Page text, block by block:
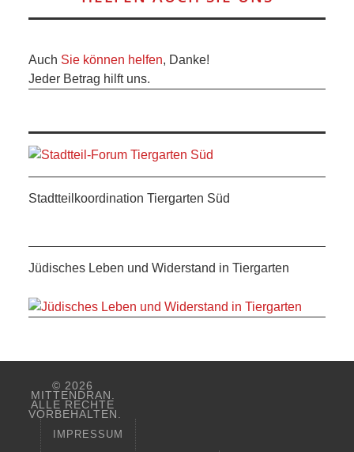
DER
BLICK
NETZWERK
KONTAKT
Auch Sie können helfen, Danke!
Jeder Betrag hilft uns.
Stadtteilkoordination Tiergarten Süd
Jüdisches Leben und Widerstand in Tiergarten
© 2026
MITTENDRAN.
ALLE RECHTE
VORBEHALTEN.
IMPRESSUM